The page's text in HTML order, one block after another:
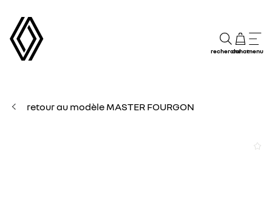
rechercheachatmenu
retour au modèle MASTER FOURGON